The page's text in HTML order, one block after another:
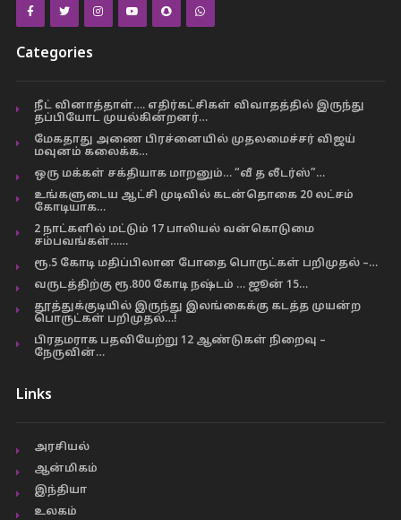
Categories
நீட் வினாத்தாள்…. எதிர்கட்சிகள் விவாதத்தில் இருந்து
தப்பியோட முயல்கின்றனர்…
மேகதாது அணை பிரச்னையில் முதலமைச்சர் விஜய்
மவுனம் கலைக்க…
ஒரு மக்கள் சக்தியாக மாறனும்… “வீ த லீடர்ஸ்”…
உங்களுடைய ஆட்சி முடிவில் கடன்தொகை 20 லட்சம்
கோடியாக…
2 நாட்களில் மட்டும் 17 பாலியல் வன்கொடுமை
சம்பவங்கள்……
ரூ.5 கோடி மதிப்பிலான போதை பொருட்கள் பறிமுதல் –…
வருடத்திற்கு ரூ.800 கோடி நஷ்டம் … ஜூன் 15…
தூத்துக்குடியில் இருந்து இலங்கைக்கு கடத்த முயன்ற
பொருட்கள் பறிமுதல்…!
பிரதமராக பதவியேற்று 12 ஆண்டுகள் நிறைவு –
நேருவின்…
Links
அரசியல்
ஆன்மிகம்
இந்தியா
உலகம்